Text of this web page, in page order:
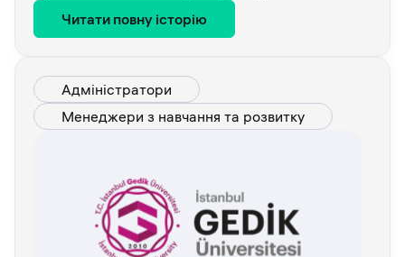
Читати повну історію
Адміністратори
Менеджери з навчання та розвитку